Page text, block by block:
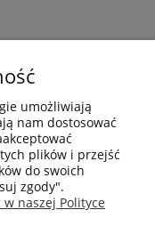
umożliwiają
nam dostosować
plików i przejść
do swoich
zgody".
naszej Polityce